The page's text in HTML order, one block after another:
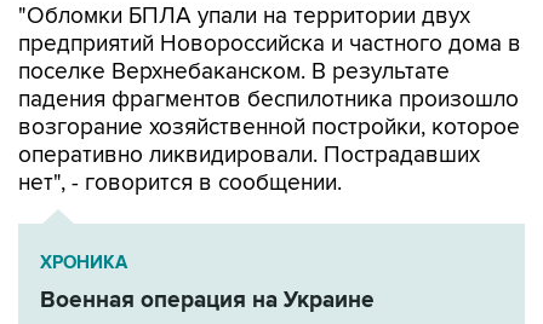
"Обломки БПЛА упали на территории двух
предприятий Новороссийска и частного дома в
поселке Верхнебаканском. В результате
падения фрагментов беспилотника произошло
возгорание хозяйственной постройки, которое
оперативно ликвидировали. Пострадавших
нет", - говорится в сообщении.
ХРОНИКА
Военная операция на Украине